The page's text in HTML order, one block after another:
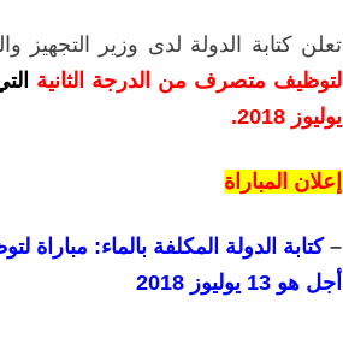
تعلن كتابة الدولة لدى وزير التجهيز
لتوظيف متصرف من الدرجة الثانية
يوليوز 2018.
إعلان المباراة
–كتابة الدولة المكلفة بالماء:
أجل هو 13 يوليوز 2018